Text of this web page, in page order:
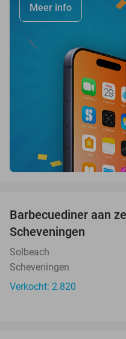
Meer info
Barbecuediner aan
Scheveningen
Solbeach
Scheveningen
Verkocht: 2.820